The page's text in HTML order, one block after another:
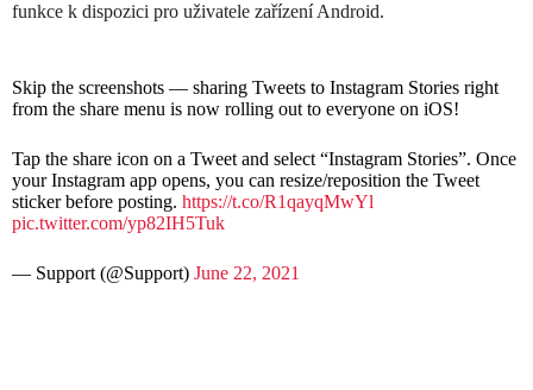
funkce k dispozici pro uživatele zařízení Android.
Skip the screenshots –– sharing Tweets to Instagram Stories right
from the share menu is now rolling out to everyone on iOS!
Tap the share icon on a Tweet and select “Instagram Stories”. Once
your Instagram app opens, you can resize/reposition the Tweet
sticker before posting. https://t.co/R1qayqMwYl
pic.twitter.com/yp82IH5Tuk
— Support (@Support) June 22, 2021